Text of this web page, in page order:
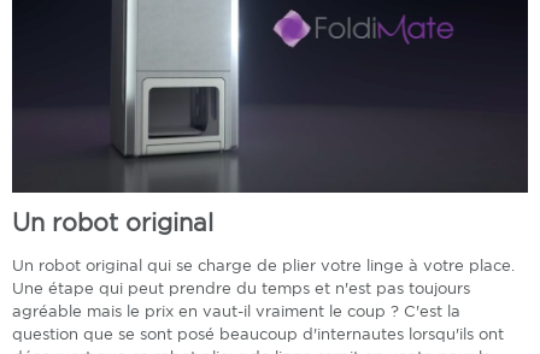
Un robot original
Un robot original qui se charge de plier votre linge à votre place.
Une étape qui peut prendre du temps et n'est pas toujours
agréable mais le prix en vaut-il vraiment le coup ? C'est la
question que se sont posé beaucoup d'internautes lorsqu'ils ont